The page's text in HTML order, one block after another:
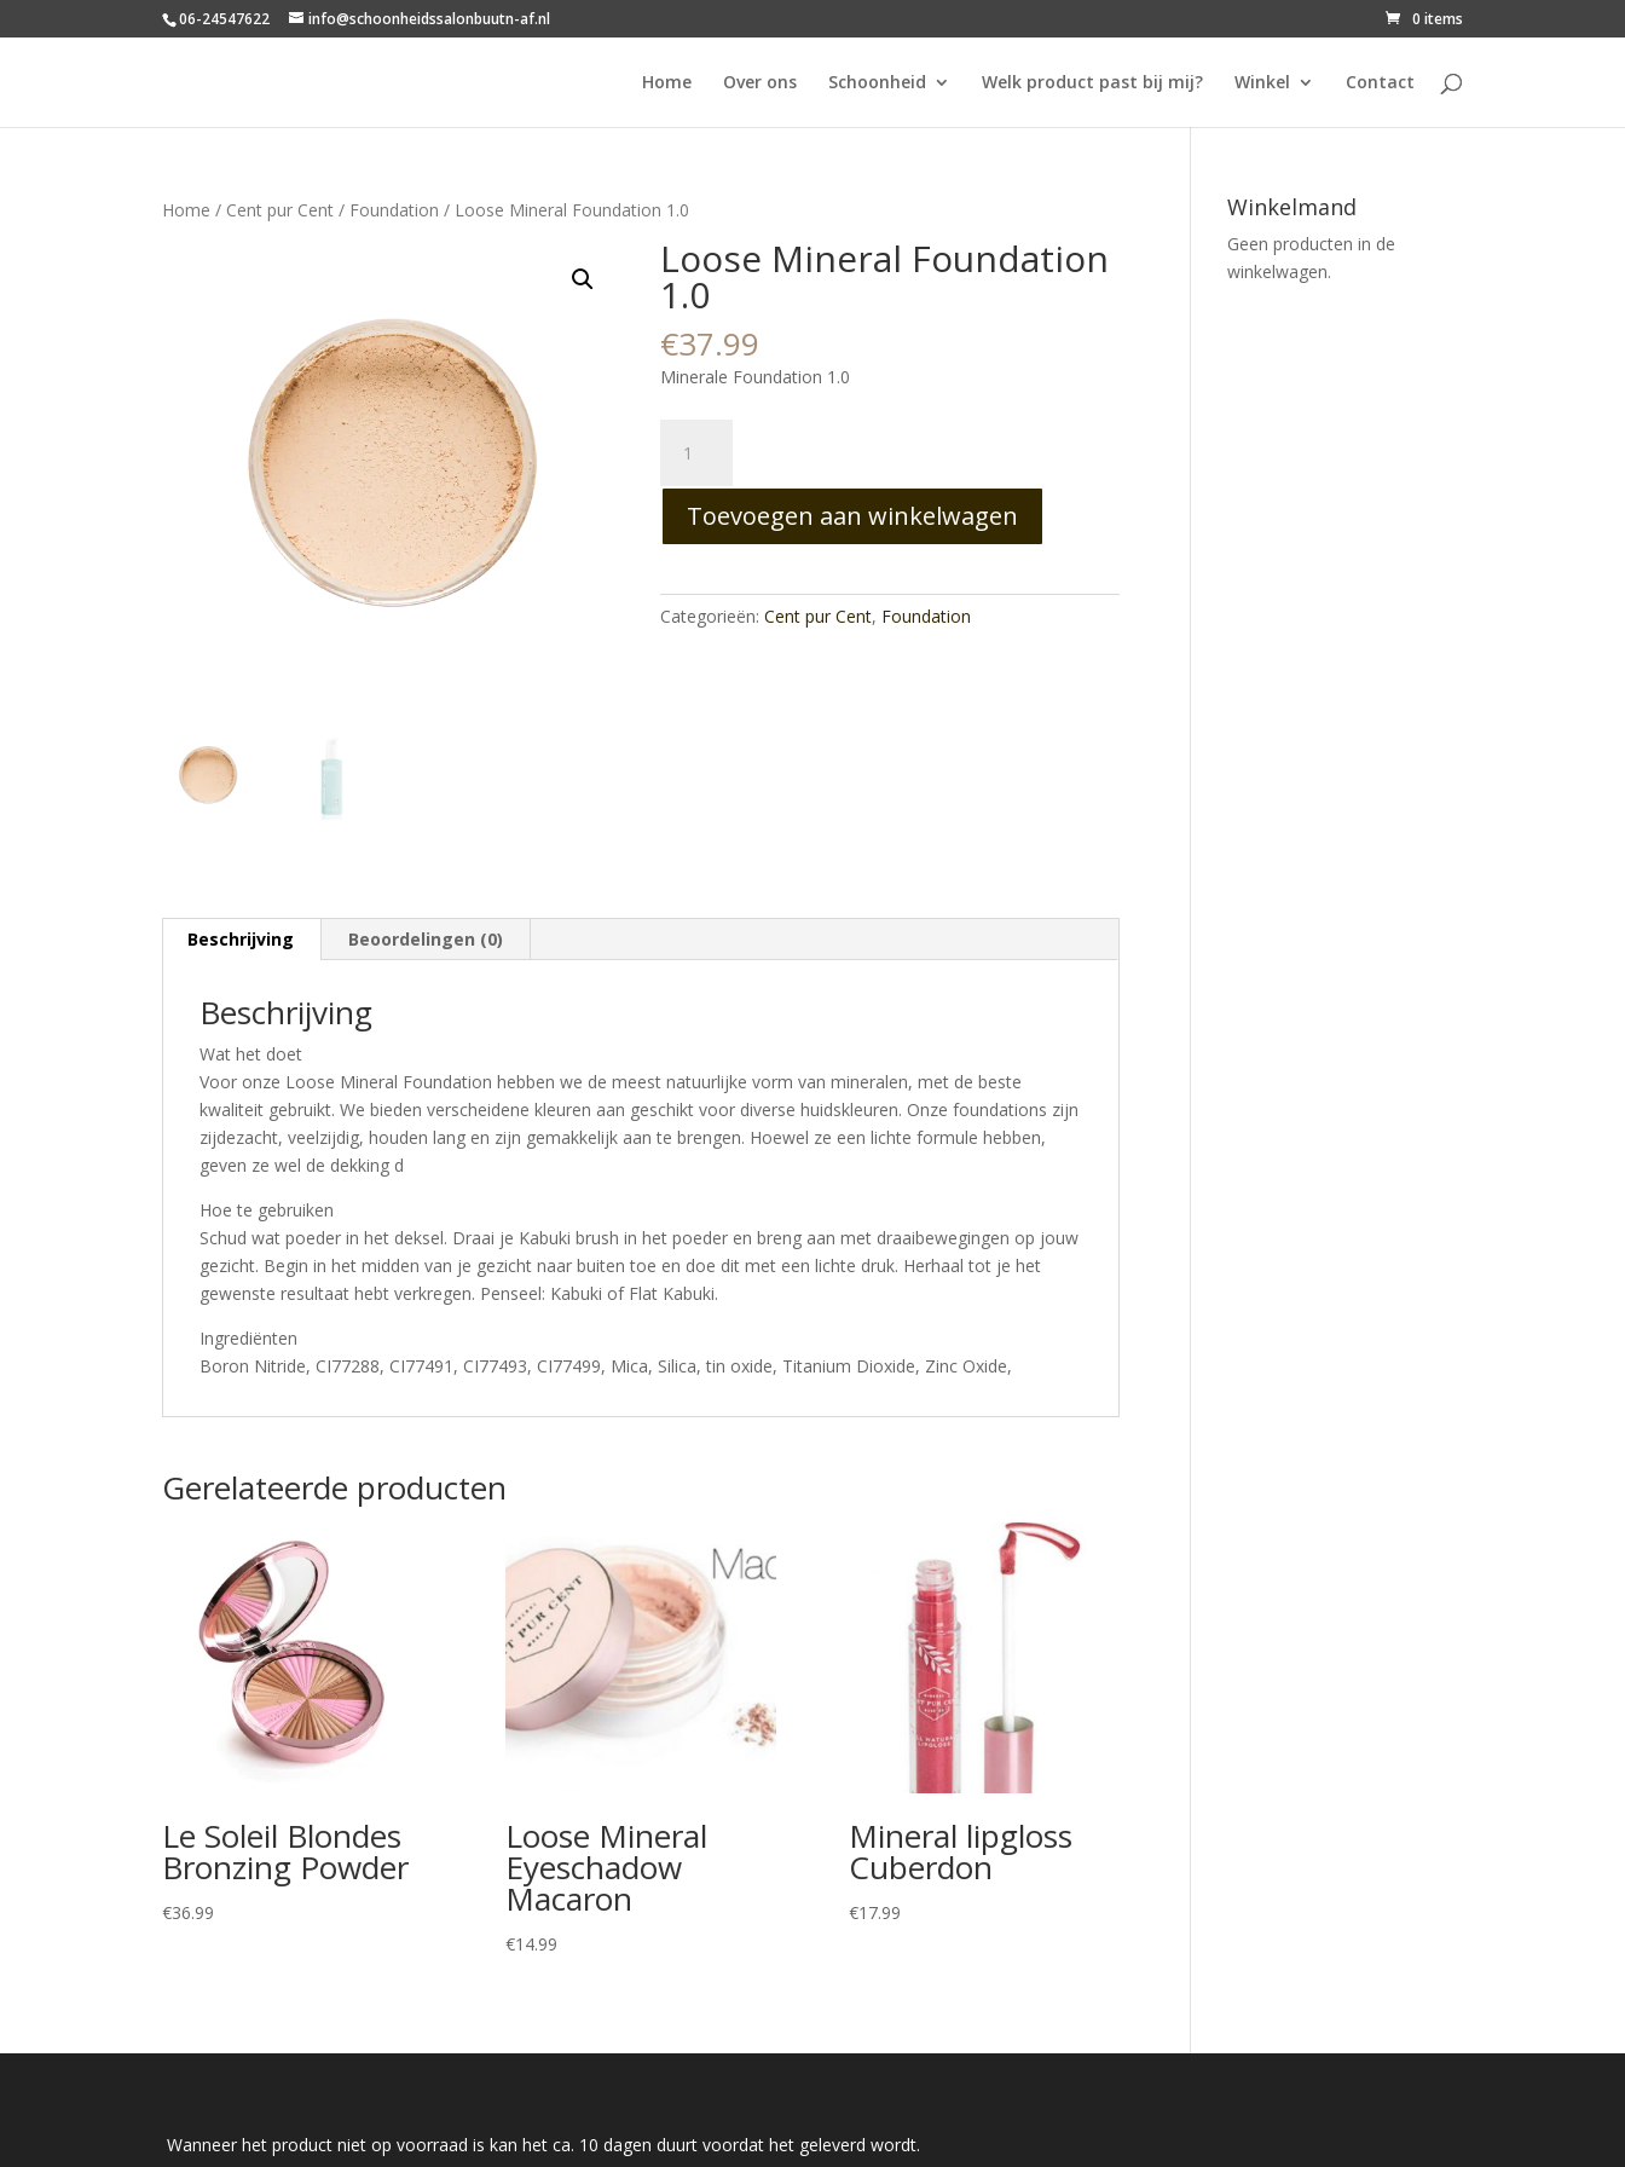
06-24547622 info@schoonheidssalonbuutn-af.nl 0 items
Home Over ons Schoonheid Welk product past bij mij? Winkel Contact
Home / Cent pur Cent / Foundation / Loose Mineral Foundation 1.0
Loose Mineral Foundation
1.0
€37.99
Minerale Foundation 1.0
Mineral
Foundation
aantal
Toevoegen aan winkelwagen
Categorieën:Cent pur Cent, Foundation
Beschrijving Beoordelingen (0)
Beschrijving
Wat het doet
Voor onze Loose Mineral Foundation hebben we de meest natuurlijke vorm van mineralen, met de beste
kwaliteit gebruikt. We bieden verscheidene kleuren aan geschikt voor diverse huidskleuren. Onze foundations zijn
zijdezacht, veelzijdig, houden lang en zijn gemakkelijk aan te brengen. Hoewel ze een lichte formule hebben,
geven ze wel de dekking d
Hoe te gebruiken
Schud wat poeder in het deksel. Draai je Kabuki brush in het poeder en breng aan met draaibewegingen op jouw
gezicht. Begin in het midden van je gezicht naar buiten toe en doe dit met een lichte druk. Herhaal tot je het
gewenste resultaat hebt verkregen. Penseel: Kabuki of Flat Kabuki.
Ingrediënten
Boron Nitride, CI77288, CI77491, CI77493, CI77499, Mica, Silica, tin oxide, Titanium Dioxide, Zinc Oxide,
Gerelateerde producten
Le Soleil Blondes
Bronzing Powder
€36.99
Loose Mineral
Eyeschadow
Macaron
€14.99
Mineral lipgloss
Cuberdon
€17.99
Winkelmand
Geen producten in de
winkelwagen.
Wanneer het product niet op voorraad is kan het ca. 10 dagen duurt voordat het geleverd wordt.